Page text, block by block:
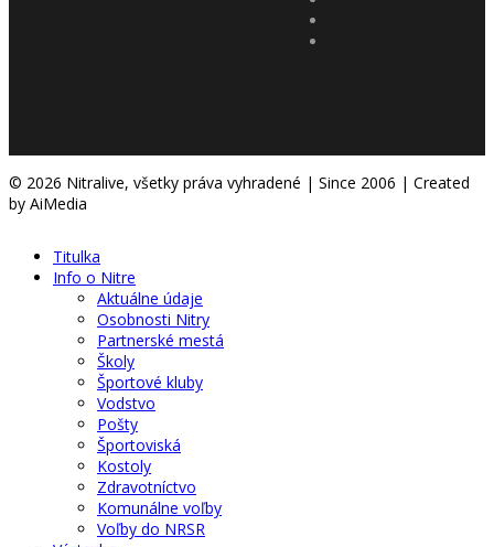
© 2026 Nitralive, všetky práva vyhradené | Since 2006 | Created
by AiMedia
Titulka
Info o Nitre
Aktuálne údaje
Osobnosti Nitry
Partnerské mestá
Školy
Športové kluby
Vodstvo
Pošty
Športoviská
Kostoly
Zdravotníctvo
Komunálne voľby
Voľby do NRSR